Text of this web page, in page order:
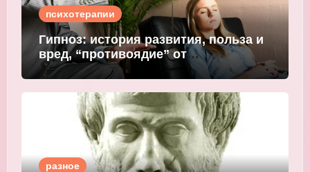
психотерапии
Гипноз: история развития, польза и
вред, “противоядие” от
мошеннического внушения
разное